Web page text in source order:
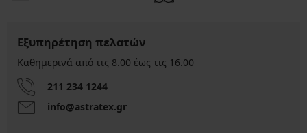
Εξυπηρέτηση πελατών
Καθημερινά από τις 8.00 έως τις 16.00
211 234 1244
info@astratex.gr